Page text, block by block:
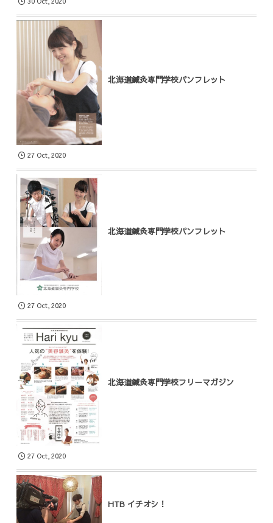
北海道鍼灸専門学校パンフレット
27 Oct,2020
北海道鍼灸専門学校パンフレット
27 Oct,2020
北海道鍼灸専門学校フリーマガジン
27 Oct,2020
HTB イチオシ！